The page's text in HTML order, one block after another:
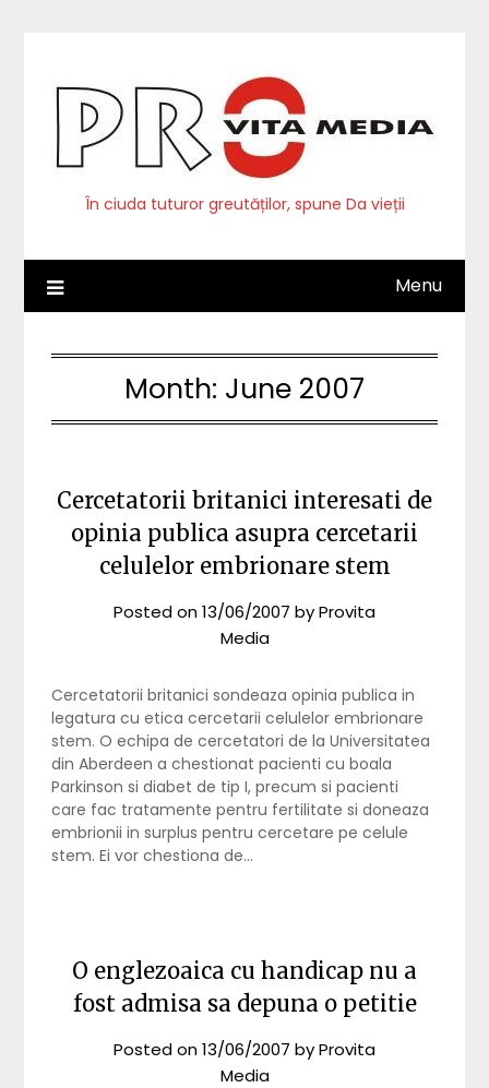
În ciuda tuturor greutăților, spune Da vieții
Menu
Month: June 2007
Cercetatorii britanici interesati de
opinia publica asupra cercetarii
celulelor embrionare stem
Posted on13/06/2007 byProvita
Media
Cercetatorii britanici sondeaza opinia publica in
legatura cu etica cercetarii celulelor embrionare
stem. O echipa de cercetatori de la Universitatea
din Aberdeen a chestionat pacienti cu boala
Parkinson si diabet de tip I, precum si pacienti
care fac tratamente pentru fertilitate si doneaza
embrionii in surplus pentru cercetare pe celule
stem. Ei vor chestiona de…
O englezoaica cu handicap nu a
fost admisa sa depuna o petitie
Posted on13/06/2007 byProvita
Media